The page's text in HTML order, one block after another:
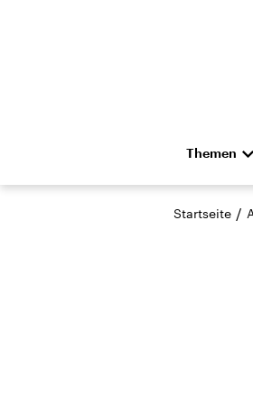
Themen
Die
Hörspiel
Startseite /